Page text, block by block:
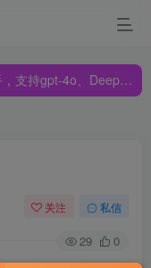
、Claude🔥🔥🔥🔥
、Claude🔥🔥🔥🔥
关注 私信
29 0